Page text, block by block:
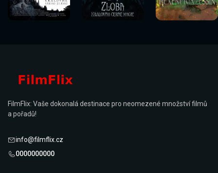
Sledovat
nyní
Sledovat
nyní
Sledovat
nyní
Sledovat
nyní
Sledovat
nyní
Sledovat
nyní
FilmFlix: Vaše dokonalá destinace pro neomezené množství filmů
a pořadů!
info@filmflix.cz
0000000000